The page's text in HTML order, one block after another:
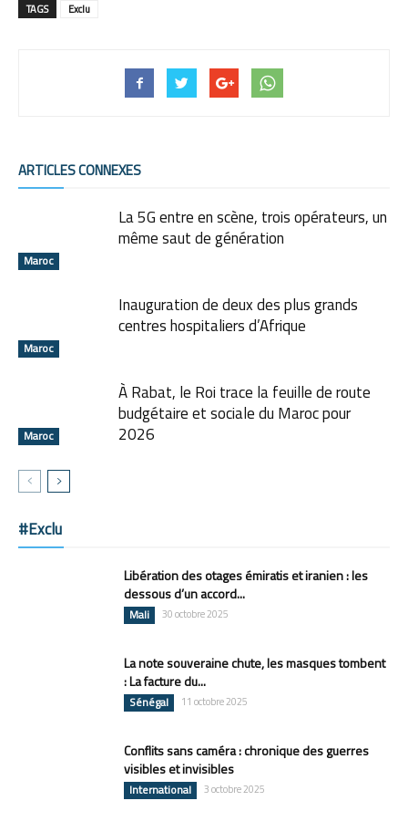
TAGS Exclu
ARTICLES CONNEXES
Maroc
La 5G entre en scène, trois opérateurs, un
même saut de génération
Maroc
Inauguration de deux des plus grands
centres hospitaliers d’Afrique
Maroc
À Rabat, le Roi trace la feuille de route
budgétaire et sociale du Maroc pour
2026
#Exclu
Libération des otages émiratis et iranien : les
dessous d’un accord...
Mali 30 octobre 2025
La note souveraine chute, les masques tombent
: La facture du...
Sénégal 11 octobre 2025
Conflits sans caméra : chronique des guerres
visibles et invisibles
International 3 octobre 2025